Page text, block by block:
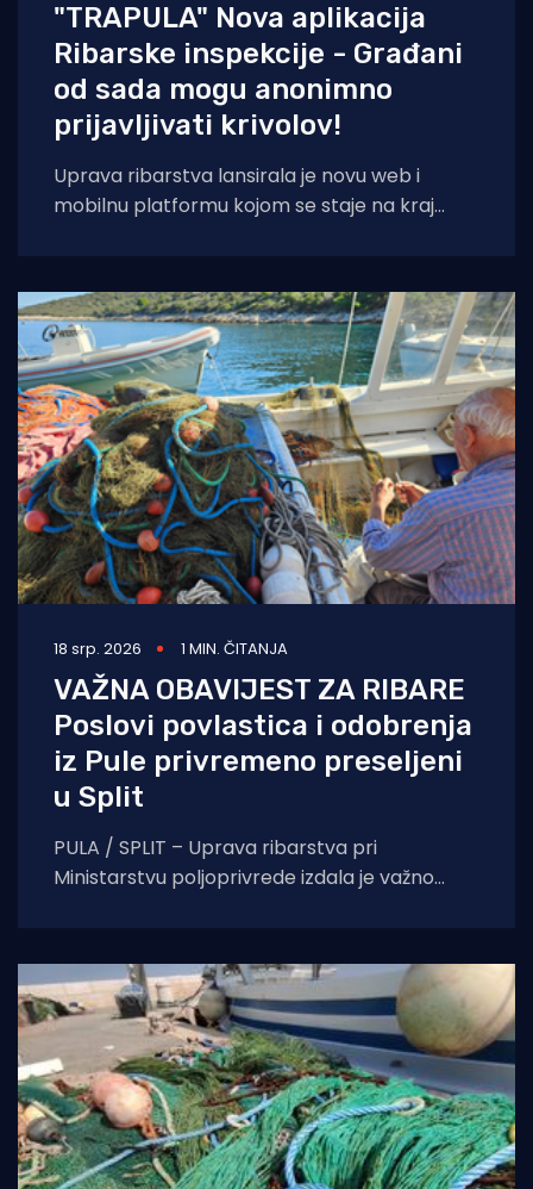
"TRAPULA" Nova aplikacija
Ribarske inspekcije - Građani
od sada mogu anonimno
prijavljivati krivolov!
Uprava ribarstva lansirala je novu web i
mobilnu platformu kojom se staje na kraj
18 srp. 2026 1 MIN. ČITANJA
VAŽNA OBAVIJEST ZA RIBARE
Poslovi povlastica i odobrenja
iz Pule privremeno preseljeni
u Split
PULA / SPLIT – Uprava ribarstva pri
Ministarstvu poljoprivrede izdala je važno